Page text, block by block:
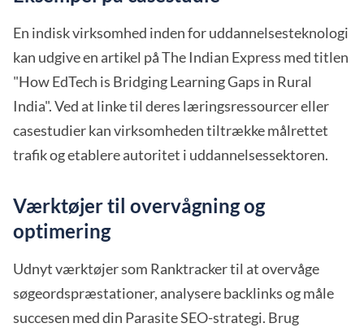
En indisk virksomhed inden for uddannelsesteknologi
kan udgive en artikel på The Indian Express med titlen
"How EdTech is Bridging Learning Gaps in Rural
India". Ved at linke til deres læringsressourcer eller
casestudier kan virksomheden tiltrække målrettet
trafik og etablere autoritet i uddannelsessektoren.
Værktøjer til overvågning og
optimering
Udnyt værktøjer som Ranktracker til at overvåge
søgeordspræstationer, analysere backlinks og måle
succesen med din Parasite SEO-strategi. Brug